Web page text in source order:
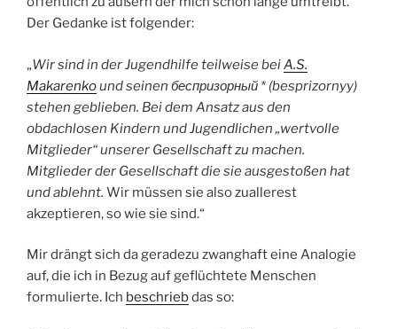
Der Gedanke ist folgender:
„Wir sind in der Jugendhilfe teilweise beiA.S.
Makarenkound seinen беспризорный * (besprizornyy)
stehen geblieben. Bei dem Ansatz aus den
obdachlosen Kindern und Jugendlichen „wertvolle
Mitglieder“ unserer Gesellschaft zu machen.
Mitglieder der Gesellschaft die sie ausgestoßen hat
und ablehnt. Wir müssen sie also zuallerest
akzeptieren, so wie sie sind.“
Mir drängt sich da geradezu zwanghaft eine Analogie
auf, die ich in Bezug auf geflüchtete Menschen
formulierte. Ich beschriebdas so: